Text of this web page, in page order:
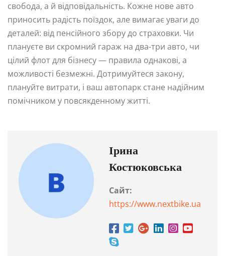
свобода, а й відповідальність. Кожне нове авто
приносить радість поїздок, але вимагає уваги до
деталей: від пенсійного збору до страховки. Чи
плануєте ви скромний гараж на два-три авто, чи
цілий флот для бізнесу — правила однакові, а
можливості безмежні. Дотримуйтеся закону,
плануйте витрати, і ваш автопарк стане надійним
помічником у повсякденному житті.
Ірина
Костюковська
Сайт:
https://www.nextbike.ua